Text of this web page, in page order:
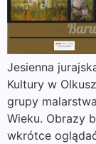
Jesienna
Kultury w
grupy
Wieku. Obrazy
wkrótce